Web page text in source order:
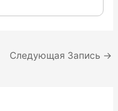
Следующая Запись →